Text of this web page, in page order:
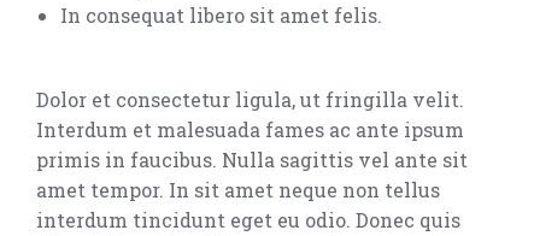
In consequat libero sit amet felis.
Dolor et consectetur ligula, ut fringilla velit.
Interdum et malesuada fames ac ante ipsum
primis in faucibus. Nulla sagittis vel ante sit
amet tempor. In sit amet neque non tellus
interdum tincidunt eget eu odio. Donec quis